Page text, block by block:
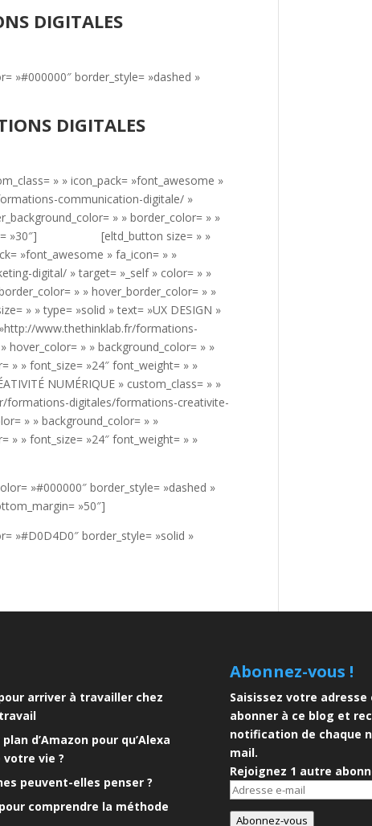
DIGITALES
»#000000″ border_style= »dashed »
DIGITALES
» » icon_pack= »font_awesome »
communication-digitale/ »
» » border_color= » »
»30″] [eltd_button size= » »
»font_awesome » fa_icon= » »
digital/ » target= »_self » color= » »
» » hover_border_color= » »
» type= »solid » text= »UX DESIGN »
www.thethinklab.fr/formations-
» » background_color= » »
» » font_size= »24″ font_weight= » »
NUMÉRIQUE » custom_class= » »
formations-digitales/formations-creativite-
» » background_color= » »
» » font_size= »24″ font_weight= » »
»#000000″ border_style= »dashed »
»50″]
»#D0D4D0″ border_style= »solid »
arriver à travailler chez
d’Amazon pour qu’Alexa
vie ?
peuvent-elles penser ?
comprendre la méthode
Abonnez-vous !
Saisissez votre
abonner à ce blog et
notification de chaque
mail.
Rejoignez 1 autre
Adresse
Abonnez-vous